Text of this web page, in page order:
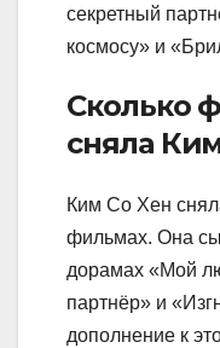
секретный
космосу» и
Сколько
сняла
Ким Со Хен
фильмах. Она
дорамах «Мой
партнёр» и
дополнение к